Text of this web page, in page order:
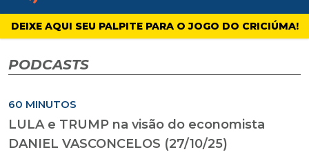
4oito
DEIXE AQUI SEU PALPITE PARA O JOGO DO CRICIÚMA!
PODCASTS
60 MINUTOS
LULA e TRUMP na visão do economista
DANIEL VASCONCELOS (27/10/25)